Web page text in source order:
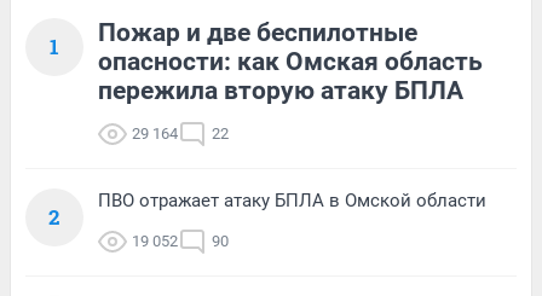
1
Пожар и две беспилотные
опасности: как Омская область
пережила вторую атаку БПЛА
29 164 22
2
ПВО отражает атаку БПЛА в Омской области
19 052 90